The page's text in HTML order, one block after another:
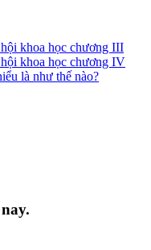
khoa học chương III
khoa học chương IV
là như thế nào?